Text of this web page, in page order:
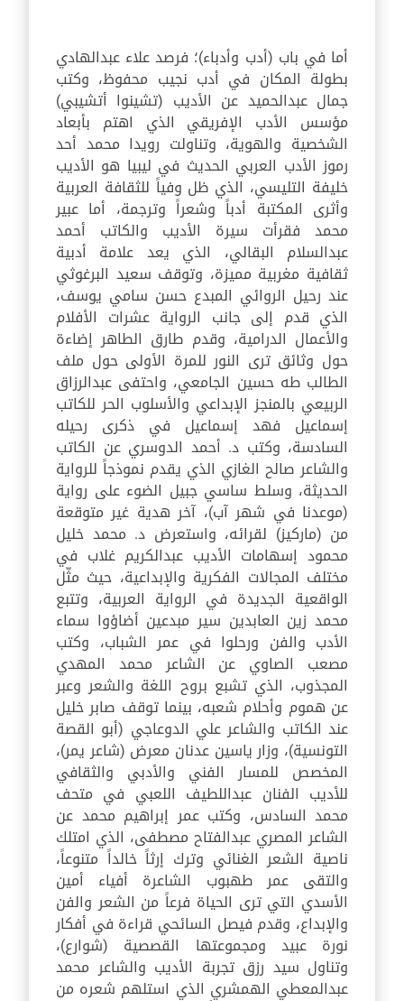
أما في باب (أدب وأدباء)؛ فرصد علاء عبدالهادي
بطولة المكان في أدب نجيب محفوظ، وكتب
جمال عبدالحميد عن الأديب (تشينوا أتشيبي)
مؤسس الأدب الإفريقي الذي اهتم بأبعاد
الشخصية والهوية، وتناولت رويدا محمد أحد
رموز الأدب العربي الحديث في ليبيا هو الأديب
خليفة التليسي، الذي ظل وفياً للثقافة العربية
وأثرى المكتبة أدباً وشعراً وترجمة، أما عبير
محمد فقرأت سيرة الأديب والكاتب أحمد
عبدالسلام البقالي، الذي يعد علامة أدبية
ثقافية مغربية مميزة، وتوقف سعيد البرغوثي
عند رحيل الروائي المبدع حسن سامي يوسف،
الذي قدم إلى جانب الرواية عشرات الأفلام
والأعمال الدرامية، وقدم طارق الطاهر إضاءة
حول وثائق ترى النور للمرة الأولى حول ملف
الطالب طه حسين الجامعي، واحتفى عبدالرزاق
الربيعي بالمنجز الإبداعي والأسلوب الحر للكاتب
إسماعيل فهد إسماعيل في ذكرى رحيله
السادسة، وكتب د. أحمد الدوسري عن الكاتب
والشاعر صالح الغازي الذي يقدم نموذجاً للرواية
الحديثة، وسلط ساسي جبيل الضوء على رواية
(موعدنا في شهر آب)، آخر هدية غير متوقعة
من (ماركيز) لقرائه، واستعرض د. محمد خليل
محمود إسهامات الأديب عبدالكريم غلاب في
مختلف المجالات الفكرية والإبداعية، حيث مثّل
الواقعية الجديدة في الرواية العربية، وتتبع
محمد زين العابدين سير مبدعين أضاؤوا سماء
الأدب والفن ورحلوا في عمر الشباب، وكتب
مصعب الصاوي عن الشاعر محمد المهدي
المجذوب، الذي تشبع بروح اللغة والشعر وعبر
عن هموم وأحلام شعبه، بينما توقف صابر خليل
عند الكاتب والشاعر علي الدوعاجي (أبو القصة
التونسية)، وزار ياسين عدنان معرض (شاعر يمر)،
المخصص للمسار الفني والأدبي والثقافي
للأديب الفنان عبداللطيف اللعبي في متحف
محمد السادس، وكتب عمر إبراهيم محمد عن
الشاعر المصري عبدالفتاح مصطفى، الذي امتلك
ناصية الشعر الغنائي وترك إرثاً خالداً متنوعاً،
والتقى عمر طهبوب الشاعرة أفياء أمين
الأسدي التي ترى الحياة فرعاً من الشعر والفن
والإبداع، وقدم فيصل السائحي قراءة في أفكار
نورة عبيد ومجموعتها القصصية (شوارع)،
وتناول سيد رزق تجربة الأديب والشاعر محمد
عبدالمعطي الهمشري الذي استلهم شعره من